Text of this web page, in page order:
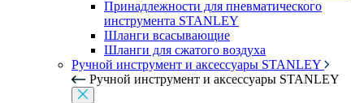
Принадлежности для пневматического
инструмента STANLEY
Шланги всасывающие
Шланги для сжатого воздуха
Ручной инструмент и аксессуары STANLEY
Ручной инструмент и аксессуары STANLEY